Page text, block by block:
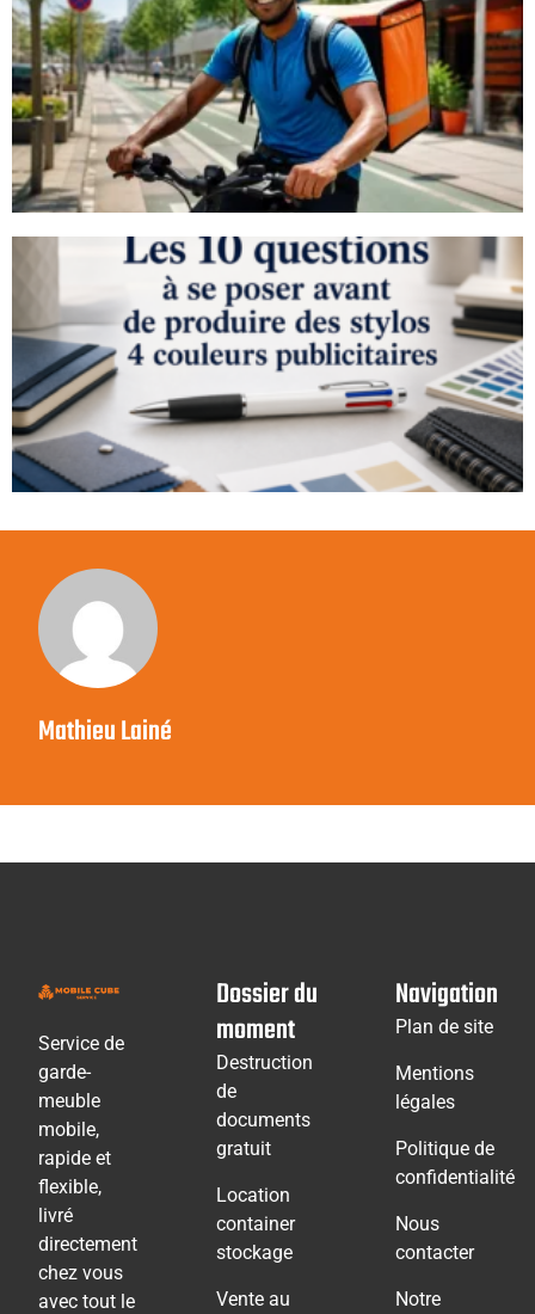
Mathieu Lainé
Service de
garde-
meuble
mobile,
rapide et
flexible,
livré
directement
chez vous
avec tout le
Dossier du
moment
Destruction
de
documents
gratuit
Location
container
stockage
Vente au
Navigation
Plan de site
Mentions
légales
Politique de
confidentialité
Nous
contacter
Notre